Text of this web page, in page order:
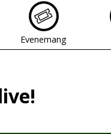
Evenemang